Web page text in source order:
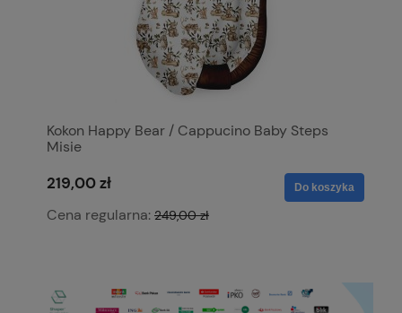
Kokon Happy Bear / Cappucino Baby Steps
Misie
219,00 zł
Cena regularna: 249,00 zł
Do koszyka